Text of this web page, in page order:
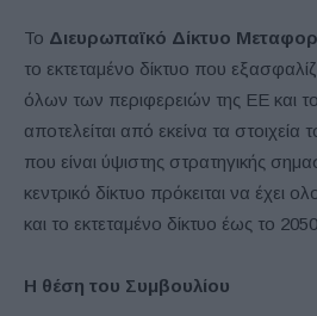
Το Διευρωπαϊκό Δίκτυο
το εκτεταμένο δίκτυο που
όλων των περιφερειών της ΕΕ και
αποτελείται από εκείνα τα στοιχεία
που είναι ύψιστης στρατηγικής
κεντρικό δίκτυο πρόκειται να έχει
και το εκτεταμένο δίκτυο έως το
Η θέση του Συμβουλίου